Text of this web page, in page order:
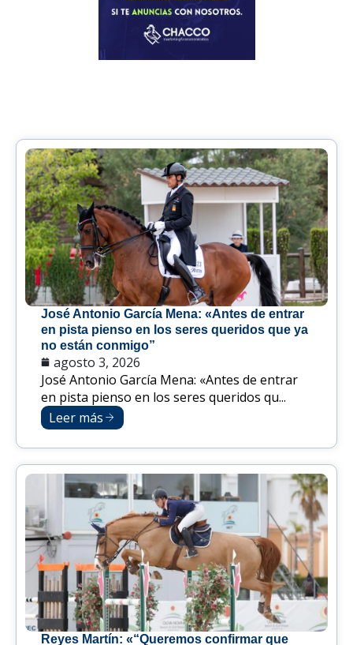
José Antonio García Mena: «Antes de entrar
en pista pienso en los seres queridos que ya
no están conmigo”
agosto 3, 2026
José Antonio García Mena: «Antes de entrar
en pista pienso en los seres queridos qu...
Leer más
Reyes Martín: «“Queremos confirmar que